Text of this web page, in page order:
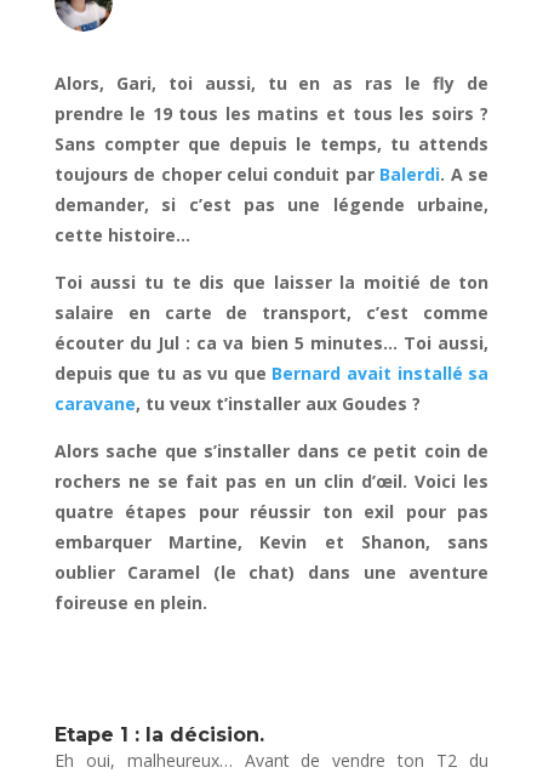
Alors, Gari, toi aussi, tu en as ras le fly de
prendre le 19 tous les matins et tous les soirs ?
Sans compter que depuis le temps, tu attends
toujours de choper celui conduit par Balerdi. A se
demander, si c’est pas une légende urbaine,
cette histoire…
Toi aussi tu te dis que laisser la moitié de ton
salaire en carte de transport, c’est comme
écouter du Jul : ca va bien 5 minutes… Toi aussi,
depuis que tu as vu que Bernard avait installé sa
caravane, tu veux t’installer aux Goudes ?
Alors sache que s’installer dans ce petit coin de
rochers ne se fait pas en un clin d’œil. Voici les
quatre étapes pour réussir ton exil pour pas
embarquer Martine, Kevin et Shanon, sans
oublier Caramel (le chat) dans une aventure
foireuse en plein.
Etape 1 : la décision.
Eh oui, malheureux… Avant de vendre ton T2 du